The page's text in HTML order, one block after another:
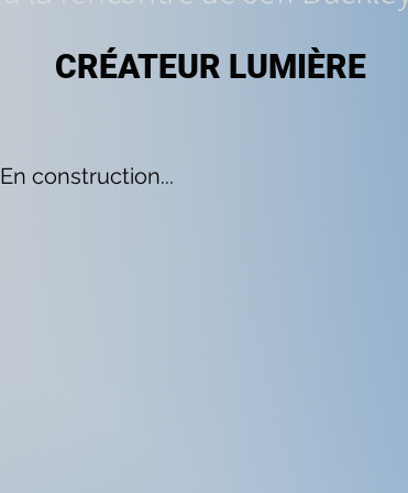
CRÉATEUR LUMIÈRE
En construction...